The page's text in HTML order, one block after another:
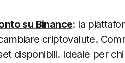
su Binance: la
criptovalute.
disponibili. Ideale per